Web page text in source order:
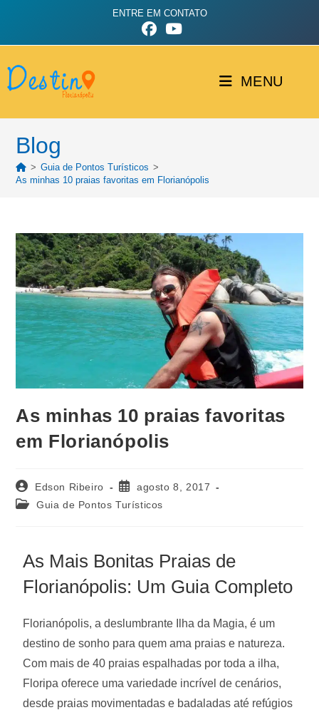
ENTRE EM CONTATO
MENU
Blog
> Guia de Pontos Turísticos >
As minhas 10 praias favoritas em Florianópolis
As minhas 10 praias favoritas
em Florianópolis
Edson Ribeiro
agosto 8, 2017
Guia de Pontos Turísticos
As Mais Bonitas Praias de
Florianópolis: Um Guia Completo
Florianópolis, a deslumbrante Ilha da Magia, é um
destino de sonho para quem ama praias e natureza.
Com mais de 40 praias espalhadas por toda a ilha,
Floripa oferece uma variedade incrível de cenários,
desde praias movimentadas e badaladas até refúgios